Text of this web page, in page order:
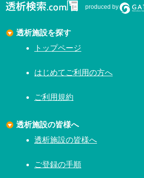
produced by
透析施設を探す
トップページ
はじめてご利用の方へ
ご利用規約
透析施設の皆様へ
透析施設の皆様へ
ご登録の手順